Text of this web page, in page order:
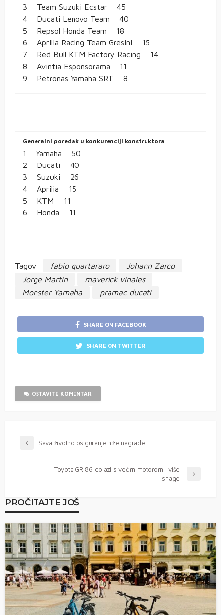
3 Team Suzuki Ecstar 45
4 Ducati Lenovo Team 40
5 Repsol Honda Team 18
6 Aprilia Racing Team Gresini 15
7 Red Bull KTM Factory Racing 14
8 Avintia Esponsorama 11
9 Petronas Yamaha SRT 8
Generalni poredak u konkurenciji konstruktora
1 Yamaha 50
2 Ducati 40
3 Suzuki 26
4 Aprilia 15
5 KTM 11
6 Honda 11
Tagovi fabio quartararo
Johann Zarco
Jorge Martin
maverick vinales
Monster Yamaha
pramac ducati
SHARE ON FACEBOOK
SHARE ON TWITTER
OSTAVITE KOMENTAR
Sava životno osiguranje niže nagrade
Toyota GR 86 dolazi s većim motorom i više
snage
PROČITAJTE JOŠ